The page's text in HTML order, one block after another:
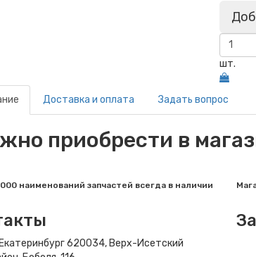
шт.
Доставка и оплата Задать вопрос
приобрести в
наименований запчастей всегда в наличии
620034, Верх-Исетский